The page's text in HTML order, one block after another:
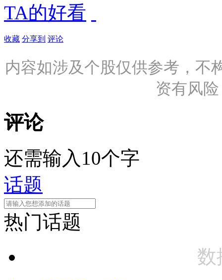
TA的好看
收藏 分享到 评论
内容如涉及个股仅供参考，不
资有风
评论
还需输入10个字
话题
热门话题
数